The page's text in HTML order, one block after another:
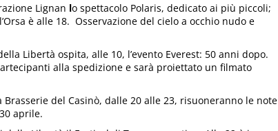
Lignan lo spettacolo Polaris, dedicato ai più piccoli;
è alle 18. Osservazione del cielo a occhio nudo e
Libertà ospita, alle 10, l’evento Everest: 50 anni dopo.
alla spedizione e sarà proiettato un filmato
Brasserie del Casinò, dalle 20 alle 23, risuoneranno le note
aprile.